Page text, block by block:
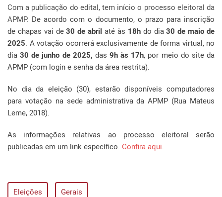
Com a publicação do edital, tem início o processo eleitoral da
APMP. De acordo com o documento, o prazo para inscrição
de chapas vai de30 de abril até às 18hdo dia30 de maio de
2025. A votação ocorrerá exclusivamente de forma virtual, no
dia30 de junho de 2025, das9h às 17h, por meio do site da
APMP (com login e senha da área restrita).
No dia da eleição (30), estarão disponíveis computadores
para votação na sede administrativa da APMP (Rua Mateus
Leme, 2018).
As informações relativas ao processo eleitoral serão
publicadas em um link específico. Confira aqui.
Eleições Gerais